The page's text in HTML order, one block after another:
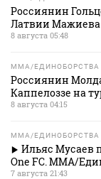
Россиянин
Латвии Мажиева
8 августа 05:48
MMA/ЕДИНОБОРСТВА
Россиянин
Каппелоззе на
8 августа 04:15
MMA/ЕДИНОБОРСТВА
Ильяс Мусаев
One FC. MMA/
7 августа 21:43